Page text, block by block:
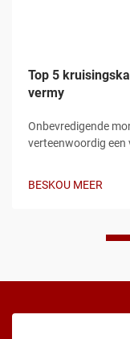
Top 5
vermy
Onbevredigende
verteenwoordig een
herstelwerk kan lei.
BESKOU MEER